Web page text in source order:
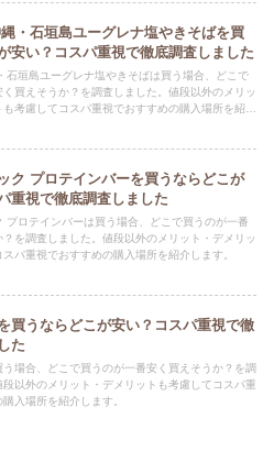
・石垣島ユーグレナ塩やきそばを買
安い？コスパ重視で徹底調査しました
石垣島ユーグレナ塩やきそばは買う場合、どこで
く買えそうか？を調査しました。値段以外のメリッ
も考慮してコスパ重視でおすすめの購入場所を紹介
ク プロテインバーを買うならどこが
重視で徹底調査しました
プロテインバーは買う場合、どこで買うのが一番
？を調査しました。値段以外のメリット・デメリッ
スパ重視でおすすめの購入場所を紹介します。
買うならどこが安い？コスパ重視で徹
た
う場合、どこで買うのが一番安く買えそうか？を調
以外のメリット・デメリットも考慮してコスパ重
入場所を紹介します。